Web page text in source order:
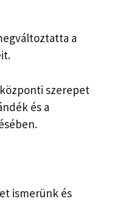
a
szerepet
és a
ismerünk és